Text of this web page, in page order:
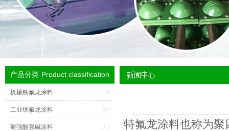
产品分类 Product classification
机械铁氟龙涂料
工业铁氟龙涂料
耐强酸强碱涂料 特氟龙涂料也称为聚